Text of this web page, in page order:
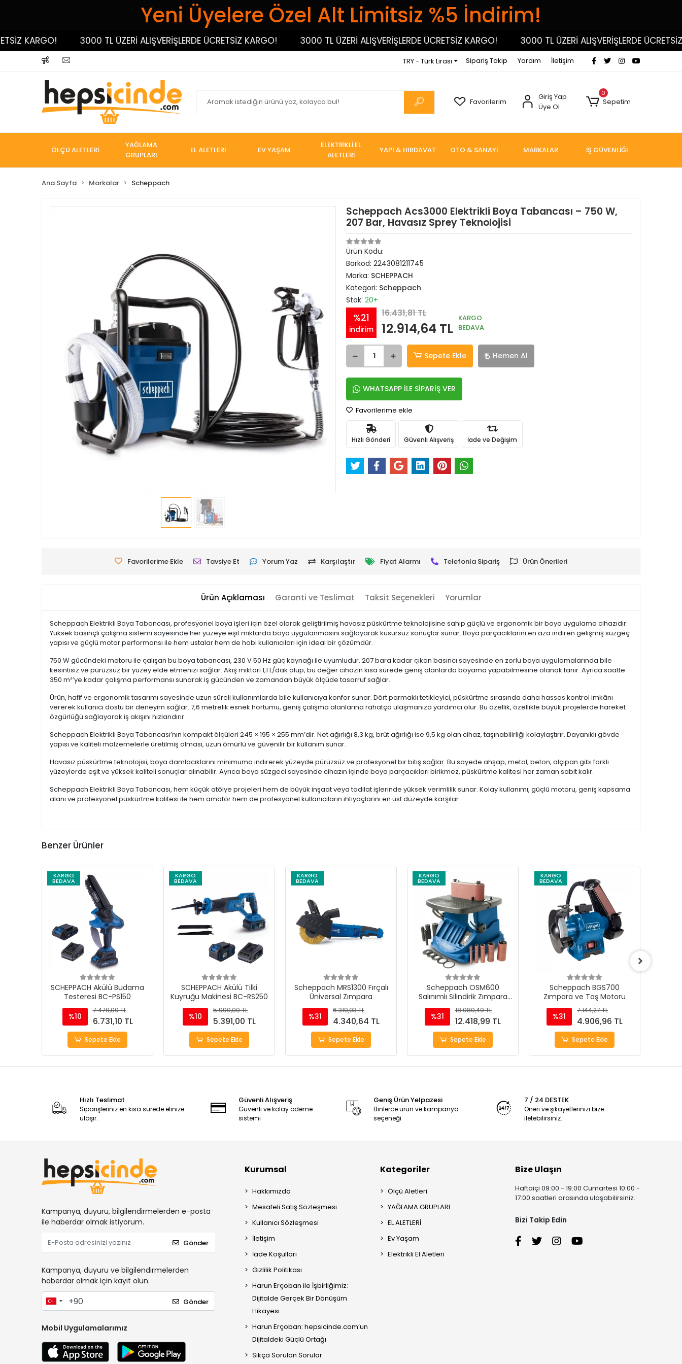
Yeni Üyelere Özel Alt Limitsiz %5 İndirim!
KARGO! 3000 TL ÜZERİ ALIŞVERİŞLERDE ÜCRETSİZ KARGO! 3000 TL ÜZERİ ALIŞVERİŞLERDE ÜCRETSİZ KARGO! 3000 TL ÜZERİ ALIŞVERİŞLERDE ÜCRETSİZ
TRY - Türk Lirası Sipariş Takip Yardım İletişim
Favorilerim
Giriş Yap
Üye Ol
0
Sepetim
ÖLÇÜ ALETLERİ
YAĞLAMA
GRUPLARI
EL ALETLERİ EV YAŞAM
ELEKTRİKLİ EL
ALETLERİ
YAPI & HIRDAVAT OTO & SANAYİ MARKALAR İŞ GÜVENLİĞİ
Ana Sayfa Markalar Scheppach
Scheppach Acs3000 Elektrikli Boya Tabancası – 750 W,
207 Bar, Havasız Sprey Teknolojisi
Ürün Kodu:
Barkod: 2243081211745
Marka: SCHEPPACH
Kategori: Scheppach
Stok: 20+
%21
indirim
16.431,81 TL
12.914,64 TL
KARGO
BEDAVA
Sepete Ekle Hemen Al
WHATSAPP İLE SİPARİŞ VER
Favorilerime ekle
Hızlı Gönderi Güvenli Alışveriş İade ve Değişim
Favorilerime Ekle Tavsiye Et Yorum Yaz Karşılaştır Fiyat Alarmı Telefonla Sipariş Ürün Önerileri
Ürün Açıklaması Garanti ve Teslimat Taksit Seçenekleri Yorumlar
Scheppach Elektrikli Boya Tabancası, profesyonel boya işleri için özel olarak geliştirilmiş havasız püskürtme teknolojisine sahip güçlü ve ergonomik bir boya uygulama cihazıdır.
Yüksek basınçlı çalışma sistemi sayesinde her yüzeye eşit miktarda boya uygulanmasını sağlayarak kusursuz sonuçlar sunar. Boya parçacıklarını en aza indiren gelişmiş süzgeç
yapısı ve güçlü motor performansı ile hem ustalar hem de hobi kullanıcıları için ideal bir çözümdür.
750 W gücündeki motoru ile çalışan bu boya tabancası, 230 V 50 Hz güç kaynağı ile uyumludur. 207 bara kadar çıkan basıncı sayesinde en zorlu boya uygulamalarında bile
kesintisiz ve pürüzsüz bir yüzey elde etmenizi sağlar. Akış miktarı 1,1 L/dak olup, bu değer cihazın kısa sürede geniş alanlarda boyama yapabilmesine olanak tanır. Ayrıca saatte
350 m²’ye kadar çalışma performansı sunarak iş gücünden ve zamandan büyük ölçüde tasarruf sağlar.
Ürün, hafif ve ergonomik tasarımı sayesinde uzun süreli kullanımlarda bile kullanıcıya konfor sunar. Dört parmaklı tetikleyici, püskürtme sırasında daha hassas kontrol imkânı
vererek kullanıcı dostu bir deneyim sağlar. 7,6 metrelik esnek hortumu, geniş çalışma alanlarına rahatça ulaşmanıza yardımcı olur. Bu özellik, özellikle büyük projelerde hareket
özgürlüğü sağlayarak iş akışını hızlandırır.
Scheppach Elektrikli Boya Tabancası’nın kompakt ölçüleri 245 × 195 × 255 mm’dir. Net ağırlığı 8,3 kg, brüt ağırlığı ise 9,5 kg olan cihaz, taşınabilirliği kolaylaştırır. Dayanıklı gövde
yapısı ve kaliteli malzemelerle üretilmiş olması, uzun ömürlü ve güvenilir bir kullanım sunar.
Havasız püskürtme teknolojisi, boya damlacıklarını minimuma indirerek yüzeyde pürüzsüz ve profesyonel bir bitiş sağlar. Bu sayede ahşap, metal, beton, alçıpan gibi farklı
yüzeylerde eşit ve yüksek kaliteli sonuçlar alınabilir. Ayrıca boya süzgeci sayesinde cihazın içinde boya parçacıkları birikmez, püskürtme kalitesi her zaman sabit kalır.
Scheppach Elektrikli Boya Tabancası, hem küçük atölye projeleri hem de büyük inşaat veya tadilat işlerinde yüksek verimlilik sunar. Kolay kullanımı, güçlü motoru, geniş kapsama
alanı ve profesyonel püskürtme kalitesi ile hem amatör hem de profesyonel kullanıcıların ihtiyaçlarını en üst düzeyde karşılar.
Benzer Ürünler
KARGO
BEDAVA
SCHEPPACH Akülü Budama
Testeresi BC-PS150
%10
7.479,00 TL
6.731,10 TL
Sepete Ekle
KARGO
BEDAVA
SCHEPPACH Akülü Tilki
Kuyruğu Makinesi BC-RS250
%10
5.990,00 TL
5.391,00 TL
Sepete Ekle
KARGO
BEDAVA
Scheppach MRS1300 Fırçalı
Üniversal Zımpara
%31
6.319,93 TL
4.340,64 TL
Sepete Ekle
KARGO
BEDAVA
Scheppach OSM600
Salınımlı Silindirik Zımpara
Makinası
%31
18.080,49 TL
12.418,99 TL
Sepete Ekle
KARGO
BEDAVA
Scheppach BGS700
Zımpara ve Taş Motoru
%31
7.144,27 TL
4.906,96 TL
Sepete Ekle
Hızlı Teslimat
Siparişleriniz en kısa sürede elinize
ulaşır.
Güvenli Alışveriş
Güvenli ve kolay ödeme
sistemi
Geniş Ürün Yelpazesi
Binlerce ürün ve kampanya
seçeneği
7 / 24 DESTEK
Öneri ve şikayetlerinizi bize
iletebilirsiniz.
Kampanya, duyuru, bilgilendirmelerden e-posta
ile haberdar olmak istiyorum.
Gönder
Kampanya, duyuru ve bilgilendirmelerden
haberdar olmak için kayıt olun.
Gönder
Mobil Uygulamalarımız
Kurumsal
Hakkımızda
Mesafeli Satış Sözleşmesi
Kullanıcı Sözleşmesi
İletişim
İade Koşulları
Gizlilik Politikası
Harun Erçoban ile İşbirliğimiz:
Dijitalde Gerçek Bir Dönüşüm
Hikayesi
Harun Erçoban: hepsicinde.com’un
Dijitaldeki Güçlü Ortağı
Sıkça Sorulan Sorular
Kategoriler
Ölçü Aletleri
YAĞLAMA GRUPLARI
EL ALETLERİ
Ev Yaşam
Elektrikli El Aletleri
Bize Ulaşın
Haftaiçi 09:00 - 19:00 Cumartesi 10:00 -
17:00 saatleri arasında ulaşabilirsiniz.
Bizi Takip Edin